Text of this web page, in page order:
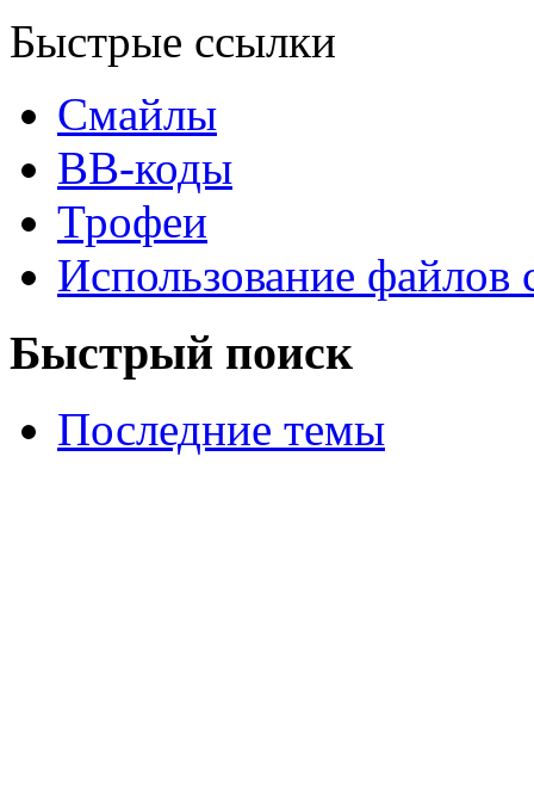
Быстрые ссылки
Смайлы
BB-коды
Трофеи
Использование файлов
Быстрый поиск
Последние темы